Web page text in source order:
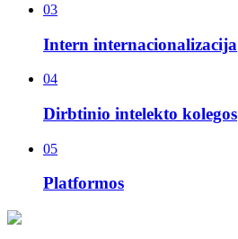
03
Intern internacionalizacija
04
Dirbtinio intelekto kolegos
05
Platformos